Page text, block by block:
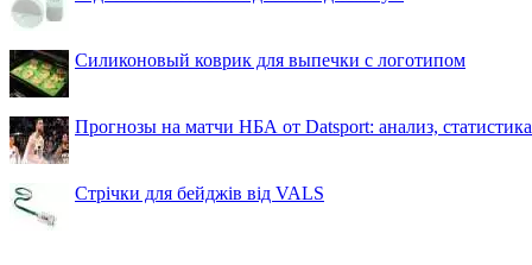
Силиконовый коврик для выпечки с логотипом
Прогнозы на матчи НБА от Datsport: анализ,
Стрічки для бейджів від VALS